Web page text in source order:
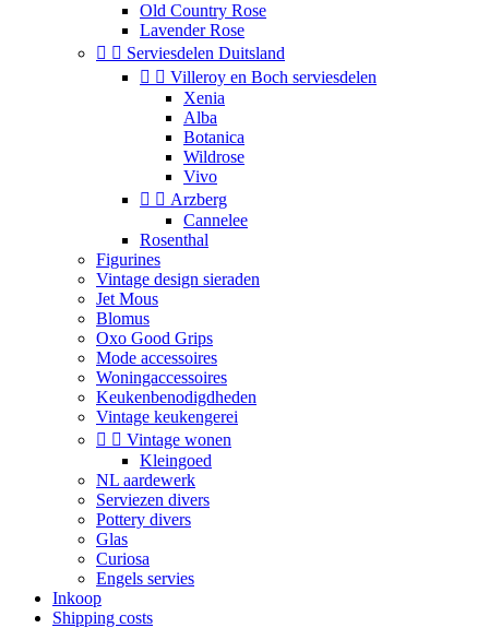
Old Country Rose
Lavender Rose
  Serviesdelen Duitsland
  Villeroy en Boch serviesdelen
Xenia
Alba
Botanica
Wildrose
Vivo
  Arzberg
Cannelee
Rosenthal
Figurines
Vintage design sieraden
Jet Mous
Blomus
Oxo Good Grips
Mode accessoires
Woningaccessoires
Keukenbenodigdheden
Vintage keukengerei
  Vintage wonen
Kleingoed
NL aardewerk
Serviezen divers
Pottery divers
Glas
Curiosa
Engels servies
Inkoop
Shipping costs